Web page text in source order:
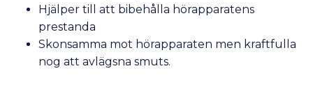
Hjälper till att bibehålla hörapparatens
prestanda
Skonsamma mot hörapparaten men kraftfulla
nog att avlägsna smuts.